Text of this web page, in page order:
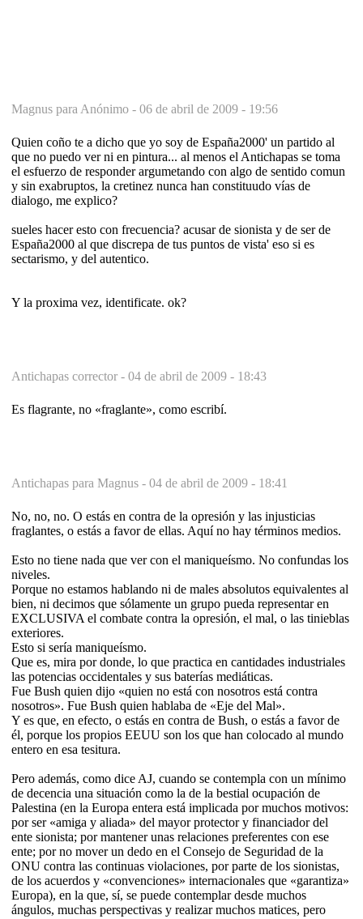
Magnus para Anónimo - 06 de abril de 2009 - 19:56
Quien coño te a dicho que yo soy de España2000' un partido al
que no puedo ver ni en pintura... al menos el Antichapas se toma
el esfuerzo de responder argumetando con algo de sentido comun
y sin exabruptos, la cretinez nunca han constituudo vías de
dialogo, me explico?
sueles hacer esto con frecuencia? acusar de sionista y de ser de
España2000 al que discrepa de tus puntos de vista' eso si es
sectarismo, y del autentico.
Y la proxima vez, identificate. ok?
Antichapas corrector - 04 de abril de 2009 - 18:43
Es flagrante, no «fraglante», como escribí.
Antichapas para Magnus - 04 de abril de 2009 - 18:41
No, no, no. O estás en contra de la opresión y las injusticias
fraglantes, o estás a favor de ellas. Aquí no hay términos medios.
Esto no tiene nada que ver con el maniqueísmo. No confundas los
niveles.
Porque no estamos hablando ni de males absolutos equivalentes al
bien, ni decimos que sólamente un grupo pueda representar en
EXCLUSIVA el combate contra la opresión, el mal, o las tinieblas
exteriores.
Esto si sería maniqueísmo.
Que es, mira por donde, lo que practica en cantidades industriales
las potencias occidentales y sus baterías mediáticas.
Fue Bush quien dijo «quien no está con nosotros está contra
nosotros». Fue Bush quien hablaba de «Eje del Mal».
Y es que, en efecto, o estás en contra de Bush, o estás a favor de
él, porque los propios EEUU son los que han colocado al mundo
entero en esa tesitura.
Pero además, como dice AJ, cuando se contempla con un mínimo
de decencia una situación como la de la bestial ocupación de
Palestina (en la Europa entera está implicada por muchos motivos:
por ser «amiga y aliada» del mayor protector y financiador del
ente sionista; por mantener unas relaciones preferentes con ese
ente; por no mover un dedo en el Consejo de Seguridad de la
ONU contra las continuas violaciones, por parte de los sionistas,
de los acuerdos y «convenciones» internacionales que «garantiza»
Europa), en la que, sí, se puede contemplar desde muchos
ángulos, muchas perspectivas y realizar muchos matices, pero